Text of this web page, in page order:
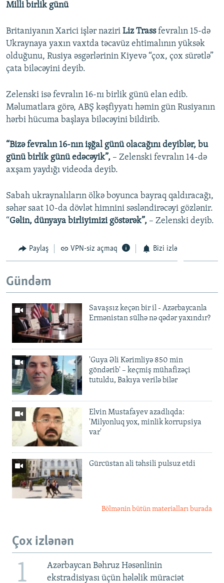
Milli birlik günü
Britaniyanın Xarici işlər naziri Liz Trassfevralın 15-də
Ukraynaya yaxın vaxtda təcavüz ehtimalının yüksək
olduğunu, Rusiya əsgərlərinin Kiyevə “çox, çox sürətlə”
çata biləcəyini deyib.
Zelenski isə fevralın 16-nı birlik günü elan edib.
Məlumatlara görə, ABŞ kəşfiyyatı həmin gün Rusiyanın
hərbi hücuma başlaya biləcəyini bildirib.
“Bizə fevralın 16-nın işğal günü olacağını deyiblər, bu
günü birlik günü edəcəyik”, – Zelenski fevralın 14-də
axşam yaydığı videoda deyib.
Sabah ukraynalıların ölkə boyunca bayraq qaldıracağı,
səhər saat 10-da dövlət himnini səsləndirəcəyi gözlənir.
“Gəlin, dünyaya birliyimizi göstərək”, – Zelenski deyib.
Paylaş VPN-siz açmaq Bizi izlə
Gündəm
Savaşsız keçən bir il - Azərbaycanla
Ermənistan sülhə nə qədər yaxındır?
'Guya Əli Kərimliyə 850 min
göndərib' – keçmiş mühafizəçi
tutuldu, Bakıya verilə bilər
Elvin Mustafayev azadlıqda:
'Milyonluq yox, minlik korrupsiya
var'
Gürcüstan ali təhsili pulsuz etdi
Bölmənin bütün materialları burada
Çox izlənən
1
Azərbaycan Bəhruz Həsənlinin
ekstradisiyası üçün hələlik müraciət